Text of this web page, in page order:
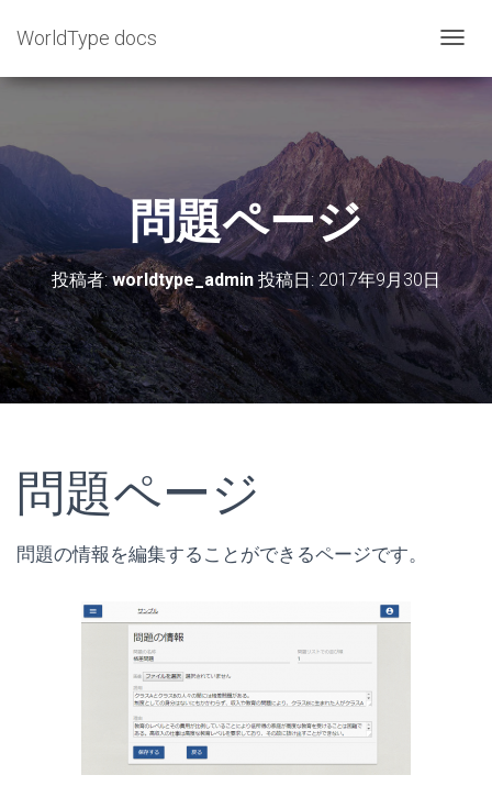
WorldType docs
ビ
ョ
ン
を
り
替
問題ページ
投稿者:worldtype_admin 投稿日:2017年9月30日
問題ページ
問題の情報を編集することができるページです。